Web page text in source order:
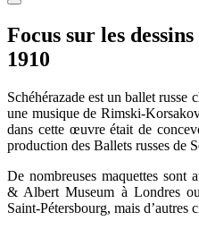
Focus sur les
1910
Schéhérazade est un ballet
une musique de Rimski-
dans cette œuvre était de
production des Ballets russes de
De nombreuses maquettes sont
& Albert Museum à Londres
Saint-Pétersbourg, mais d’autres